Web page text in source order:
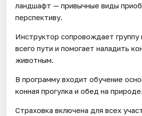
ландшафт — привычные виды
перспективу.
Инструктор сопровождает группу
всего пути и помогает наладить
животным.
В программу входит обучение
конная прогулка и обед на природе.
Страховка включена для всех